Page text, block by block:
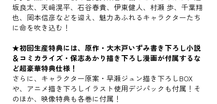
坂良太、天﨑滉平、石谷春貴、伊東健人、村瀬 歩、千葉翔
也、岡本信彦などを迎え、魅力あふれるキャラクターたち
に命を吹き込む！
★初回生産特典には、原作・大木戸いずみ書き下ろし小説
＆コミカライズ・保志あかり描き下ろし漫画が付属するな
ど超豪華特典仕様！
さらに、キャラクター原案・早瀬ジュン描き下ろしBOX
や、アニメ描き下ろしイラスト使用デジパックも付属！そ
のほか、映像特典も各巻に付属！